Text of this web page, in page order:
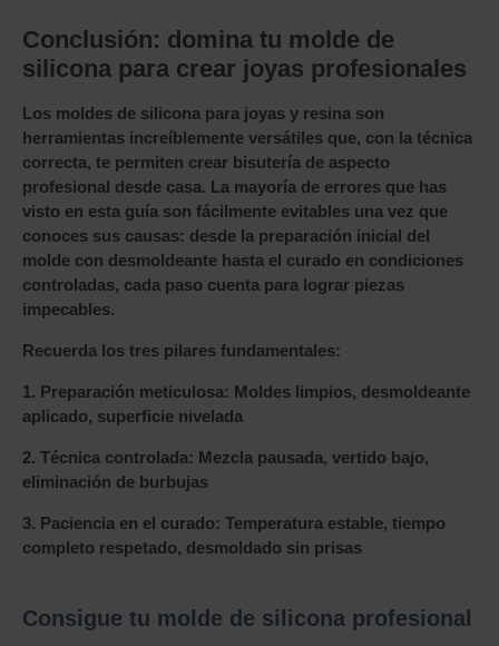
Conclusión: domina tu molde de
silicona para crear joyas profesionales
Los moldes de silicona para joyas y resina son
herramientas increíblemente versátiles que, con la técnica
correcta, te permiten crear bisutería de aspecto
profesional desde casa. La mayoría de errores que has
visto en esta guía son fácilmente evitables una vez que
conoces sus causas: desde la preparación inicial del
molde con desmoldeante hasta el curado en condiciones
controladas, cada paso cuenta para lograr piezas
impecables.
Recuerda los tres pilares fundamentales:
1. Preparación meticulosa: Moldes limpios, desmoldeante
aplicado, superficie nivelada
2. Técnica controlada: Mezcla pausada, vertido bajo,
eliminación de burbujas
3. Paciencia en el curado: Temperatura estable, tiempo
completo respetado, desmoldado sin prisas
Consigue tu molde de silicona profesional